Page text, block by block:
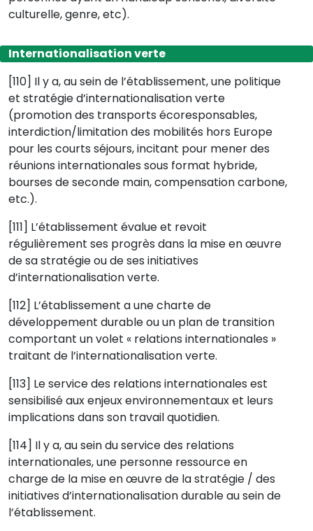
culturelle, genre, etc).
Internationalisation verte
[110] Il y a, au sein de l’établissement, une politique
et stratégie d’internationalisation verte
(promotion des transports écoresponsables,
interdiction/limitation des mobilités hors Europe
pour les courts séjours, incitant pour mener des
réunions internationales sous format hybride,
bourses de seconde main, compensation carbone,
etc.).
[111] L’établissement évalue et revoit
régulièrement ses progrès dans la mise en œuvre
de sa stratégie ou de ses initiatives
d’internationalisation verte.
[112] L’établissement a une charte de
développement durable ou un plan de transition
comportant un volet « relations internationales »
traitant de l’internationalisation verte.
[113] Le service des relations internationales est
sensibilisé aux enjeux environnementaux et leurs
implications dans son travail quotidien.
[114] Il y a, au sein du service des relations
internationales, une personne ressource en
charge de la mise en œuvre de la stratégie / des
initiatives d’internationalisation durable au sein de
l’établissement.